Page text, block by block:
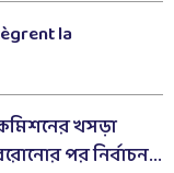
la
খসড়া
পর নির্বাচন...